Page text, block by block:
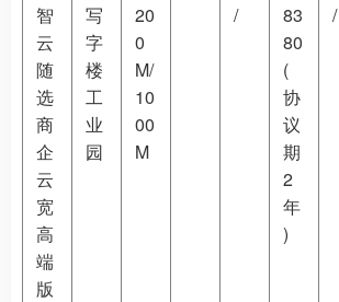
智
云
随
选
商
企
云
宽
高
端
版
写
字
楼
工
业
园
20
0
M/
10
00
M
/
83
80
(
协
议
期
2
年
)
/